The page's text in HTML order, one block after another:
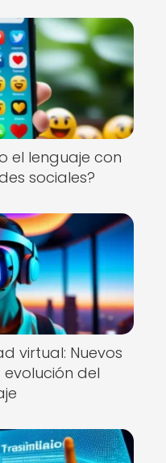
el lenguaje con
sociales?
virtual: Nuevos
del